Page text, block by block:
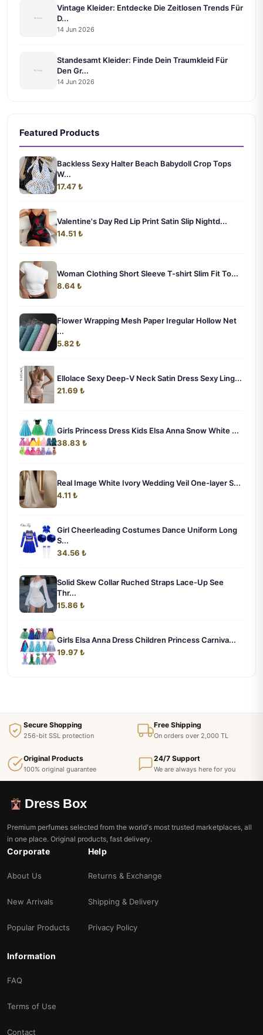
Vintage Kleider: Entdecke Die Zeitlosen Trends Für
D...
14 Jun 2026
Standesamt Kleider: Finde Dein Traumkleid Für
Den Gr...
14 Jun 2026
Featured Products
Backless Sexy Halter Beach Babydoll Crop Tops
W...
17.47 ₺
Valentine's Day Red Lip Print Satin Slip Nightd...
14.51 ₺
Woman Clothing Short Sleeve T-shirt Slim Fit To...
8.64 ₺
Flower Wrapping Mesh Paper Iregular Hollow Net
...
5.82 ₺
Ellolace Sexy Deep-V Neck Satin Dress Sexy Ling...
21.69 ₺
Girls Princess Dress Kids Elsa Anna Snow White ...
38.83 ₺
Real Image White Ivory Wedding Veil One-layer S...
4.11 ₺
Girl Cheerleading Costumes Dance Uniform Long
S...
34.56 ₺
Solid Skew Collar Ruched Straps Lace-Up See
Thr...
15.86 ₺
Girls Elsa Anna Dress Children Princess Carniva...
19.97 ₺
Secure Shopping
256-bit SSL protection
Free Shipping
On orders over 2,000 TL
Original Products
100% original guarantee
24/7 Support
We are always here for you
Dress Box
Premium perfumes selected from the world's most trusted marketplaces, all
in one place. Original products, fast delivery.
Corporate
About Us
New Arrivals
Popular Products
Help
Returns & Exchange
Shipping & Delivery
Privacy Policy
Information
FAQ
Terms of Use
Contact